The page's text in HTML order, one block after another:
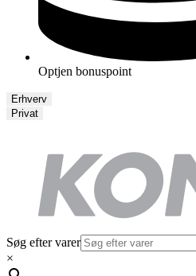
Optjen bonuspoint
Erhverv
Privat
Søg efter varer
×